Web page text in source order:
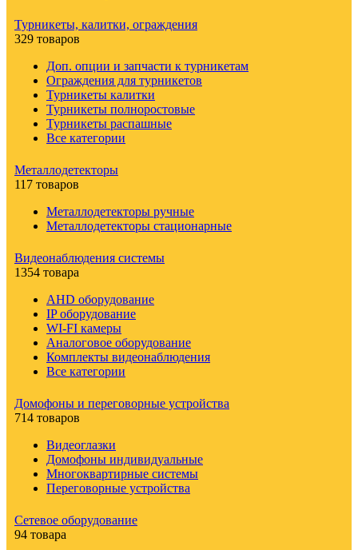
Турникеты, калитки, ограждения
329 товаров
Доп. опции и запчасти к турникетам
Ограждения для турникетов
Турникеты калитки
Турникеты полноростовые
Турникеты распашные
Все категории
Металлодетекторы
117 товаров
Металлодетекторы ручные
Металлодетекторы стационарные
Видеонаблюдения cистемы
1354 товара
AHD оборудование
IP оборудование
WI-FI камеры
Аналоговое оборудование
Комплекты видеонаблюдения
Все категории
Домофоны и переговорные устройства
714 товаров
Видеоглазки
Домофоны индивидуальные
Многоквартирные системы
Переговорные устройства
Сетевое оборудование
94 товара